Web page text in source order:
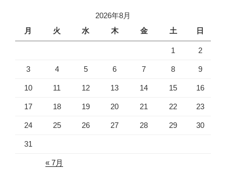
2026年8月
月
火 水 木 金 土 日
1 2
3 4 5 6 7 8 9
10 11 12 13 14 15 16
17 18 19 20 21 22 23
24 25 26 27 28 29 30
31
« 7月